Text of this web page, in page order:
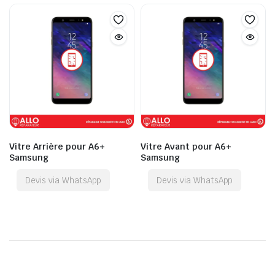
Vitre Arrière pour A6+
Samsung
Devis via WhatsApp
Vitre Avant pour A6+
Samsung
Devis via WhatsApp